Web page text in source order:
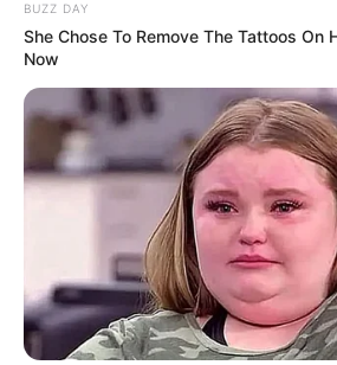
BUZZ DAY
She Chose To Remove The Tattoos On
Now